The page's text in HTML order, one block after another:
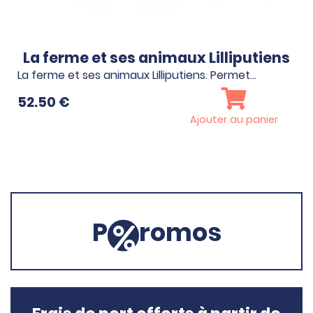
La ferme et ses animaux Lilliputiens
La ferme et ses animaux Lilliputiens. Permet…
52.50 €
Ajouter au panier
P romos